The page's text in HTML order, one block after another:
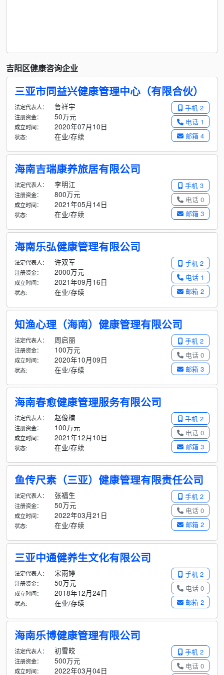
吉阳区健康咨询企业
三亚市同益兴健康管理中心（有限合伙）
手机 2
电话 1
邮箱 4
法定代表人： 鲁祥宇
注册资金： 50万元
成立时间： 2020年07月10日
状态: 在业/存续
海南吉瑞康养旅居有限公司
手机 3
电话 0
邮箱 3
法定代表人： 李明江
注册资金： 800万元
成立时间： 2021年05月14日
状态: 在业/存续
海南乐弘健康管理有限公司
手机 2
电话 1
邮箱 2
法定代表人： 许双军
注册资金： 2000万元
成立时间： 2021年09月16日
状态: 在业/存续
知渔心理（海南）健康管理有限公司
手机 2
电话 0
邮箱 3
法定代表人： 周启丽
注册资金： 100万元
成立时间： 2020年10月09日
状态: 在业/存续
海南春愈健康管理服务有限公司
手机 2
电话 0
邮箱 3
法定代表人： 赵俊楠
注册资金： 100万元
成立时间： 2021年12月10日
状态: 在业/存续
鱼传尺素（三亚）健康管理有限责任公司
手机 2
电话 0
邮箱 2
法定代表人： 张福生
注册资金： 50万元
成立时间： 2022年03月21日
状态: 在业/存续
三亚中通健养生文化有限公司
手机 2
电话 0
邮箱 2
法定代表人： 宋雨婷
注册资金： 50万元
成立时间： 2018年12月24日
状态: 在业/存续
海南乐博健康管理有限公司
手机 2
电话 0
法定代表人： 初雪皎
注册资金： 500万元
成立时间： 2022年03月04日